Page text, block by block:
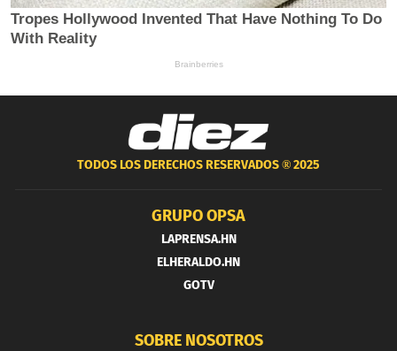
TODOS LOS DERECHOS RESERVADOS ®2025
GRUPO OPSA
LAPRENSA.HN
ELHERALDO.HN
GOTV
SOBRE NOSOTROS